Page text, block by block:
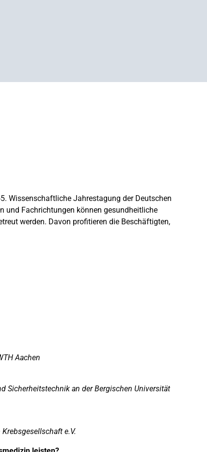
Wissenschaftliche Jahrestagung der Deutschen
und Fachrichtungen können gesundheitliche
werden. Davon profitieren die Beschäftigten,
Aachen
Sicherheitstechnik an der Bergischen Universität
e.V.